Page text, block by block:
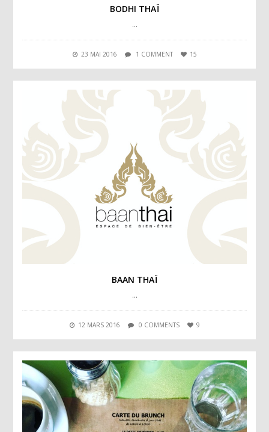
BODHI THAÏ
…
23 MAI 2016 1 COMMENT 15
BAAN THAÏ
…
12 MARS 2016 0 COMMENTS 9